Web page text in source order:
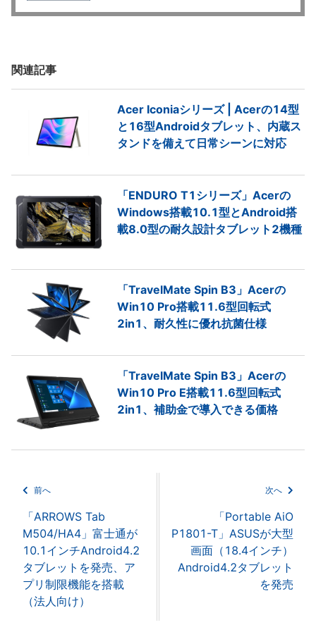
関連記事
Acer Iconiaシリーズ | Acerの14型
と16型Androidタブレット、内蔵ス
タンドを備えて日常シーンに対応
「ENDURO T1シリーズ」Acerの
Windows搭載10.1型とAndroid搭
載8.0型の耐久設計タブレット2機種
「TravelMate Spin B3」Acerの
Win10 Pro搭載11.6型回転式
2in1、耐久性に優れ抗菌仕様
「TravelMate Spin B3」Acerの
Win10 Pro E搭載11.6型回転式
2in1、補助金で導入できる価格
前へ
「ARROWS Tab
M504/HA4」富士通が
10.1インチAndroid4.2
タブレットを発売、ア
プリ制限機能を搭載
（法人向け）
次へ
「Portable AiO
P1801-T」ASUSが大型
画面（18.4インチ）
Android4.2タブレット
を発売